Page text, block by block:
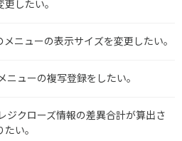
したい。
メニューの表示サイズを変更したい。
ニューの複写登録をしたい。
ジクローズ情報の差異合計が算出さ
い。